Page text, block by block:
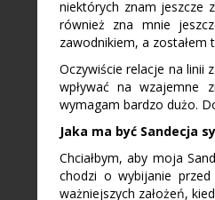
niektórych znam jeszcze
również zna mnie
zawodnikiem, a zostałem
Oczywiście relacje na linii
wpływać na wzajemne
wymagam bardzo dużo.
Jaka ma być Sandecja
Chciałbym, aby moja
chodzi o wybijanie
ważniejszych założeń,